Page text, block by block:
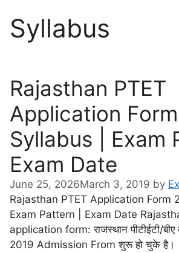
Syllabus
Rajasthan PTET
Application Form
Syllabus | Exam
Exam Date
June 25, 2026March 3, 2019 by
Rajasthan PTET Application Form
Exam Pattern | Exam Date
application form: राजस्थान पीटीईटी/बीए
2019 Admission From शुरू हो चुके है।